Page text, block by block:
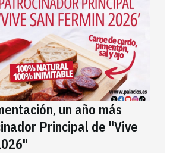
un año más
Principal de "Vive